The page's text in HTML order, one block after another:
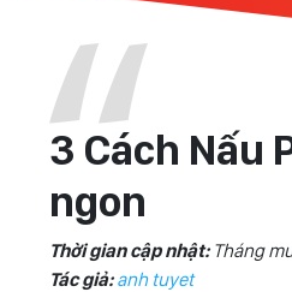
3 Cách Nấu
ngon
Thời gian cập nhật: Tháng
Tác giả:anh tuyet